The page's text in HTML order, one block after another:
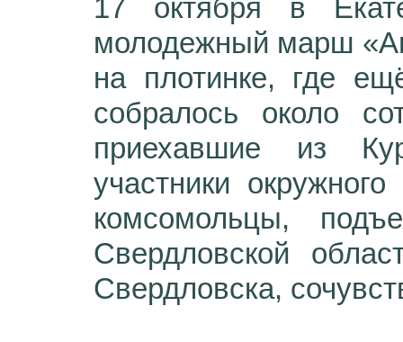
17 октября в
молодежный марш
на плотинке, где
собралось около
приехавшие из
участники
комсомольцы,
Свердловской
Свердловска,